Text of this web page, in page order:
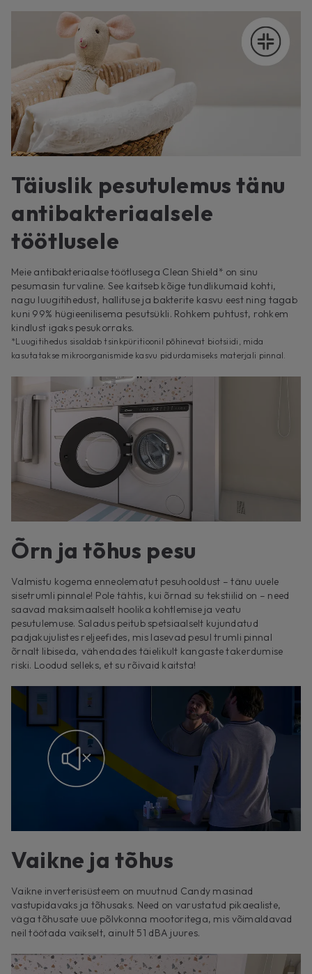
Täiuslik pesutulemus tänu
antibakteriaalsele
töötlusele
Meie antibakteriaalse töötlusega Clean Shield* on sinu
pesumasin turvaline. See kaitseb kõige tundlikumaid kohti,
nagu luugitihedust, hallituse ja bakterite kasvu eest ning tagab
kuni 99% hügieenilisema pesutsükli. Rohkem puhtust, rohkem
kindlust igaks pesukorraks.
*Luugitihedus sisaldab tsinkpüritioonil põhinevat biotsiidi, mida
kasutatakse mikroorganismide kasvu pidurdamiseks materjali pinnal.
Õrn ja tõhus pesu
Valmistu kogema enneolematut pesuhooldust – tänu uuele
sisetrumli pinnale! Pole tähtis, kui õrnad su tekstiilid on – need
saavad maksimaalselt hoolika kohtlemise ja veatu
pesutulemuse. Saladus peitub spetsiaalselt kujundatud
padjakujulistes reljeefides, mis lasevad pesul trumli pinnal
õrnalt libiseda, vähendades täielikult kangaste takerdumise
riski. Loodud selleks, et su rõivaid kaitsta!
Vaikne ja tõhus
Vaikne inverterisüsteem on muutnud Candy masinad
vastupidavaks ja tõhusaks. Need on varustatud pikaealiste,
väga tõhusate uue põlvkonna mootoritega, mis võimaldavad
neil töötada vaikselt, ainult 51 dBA juures.